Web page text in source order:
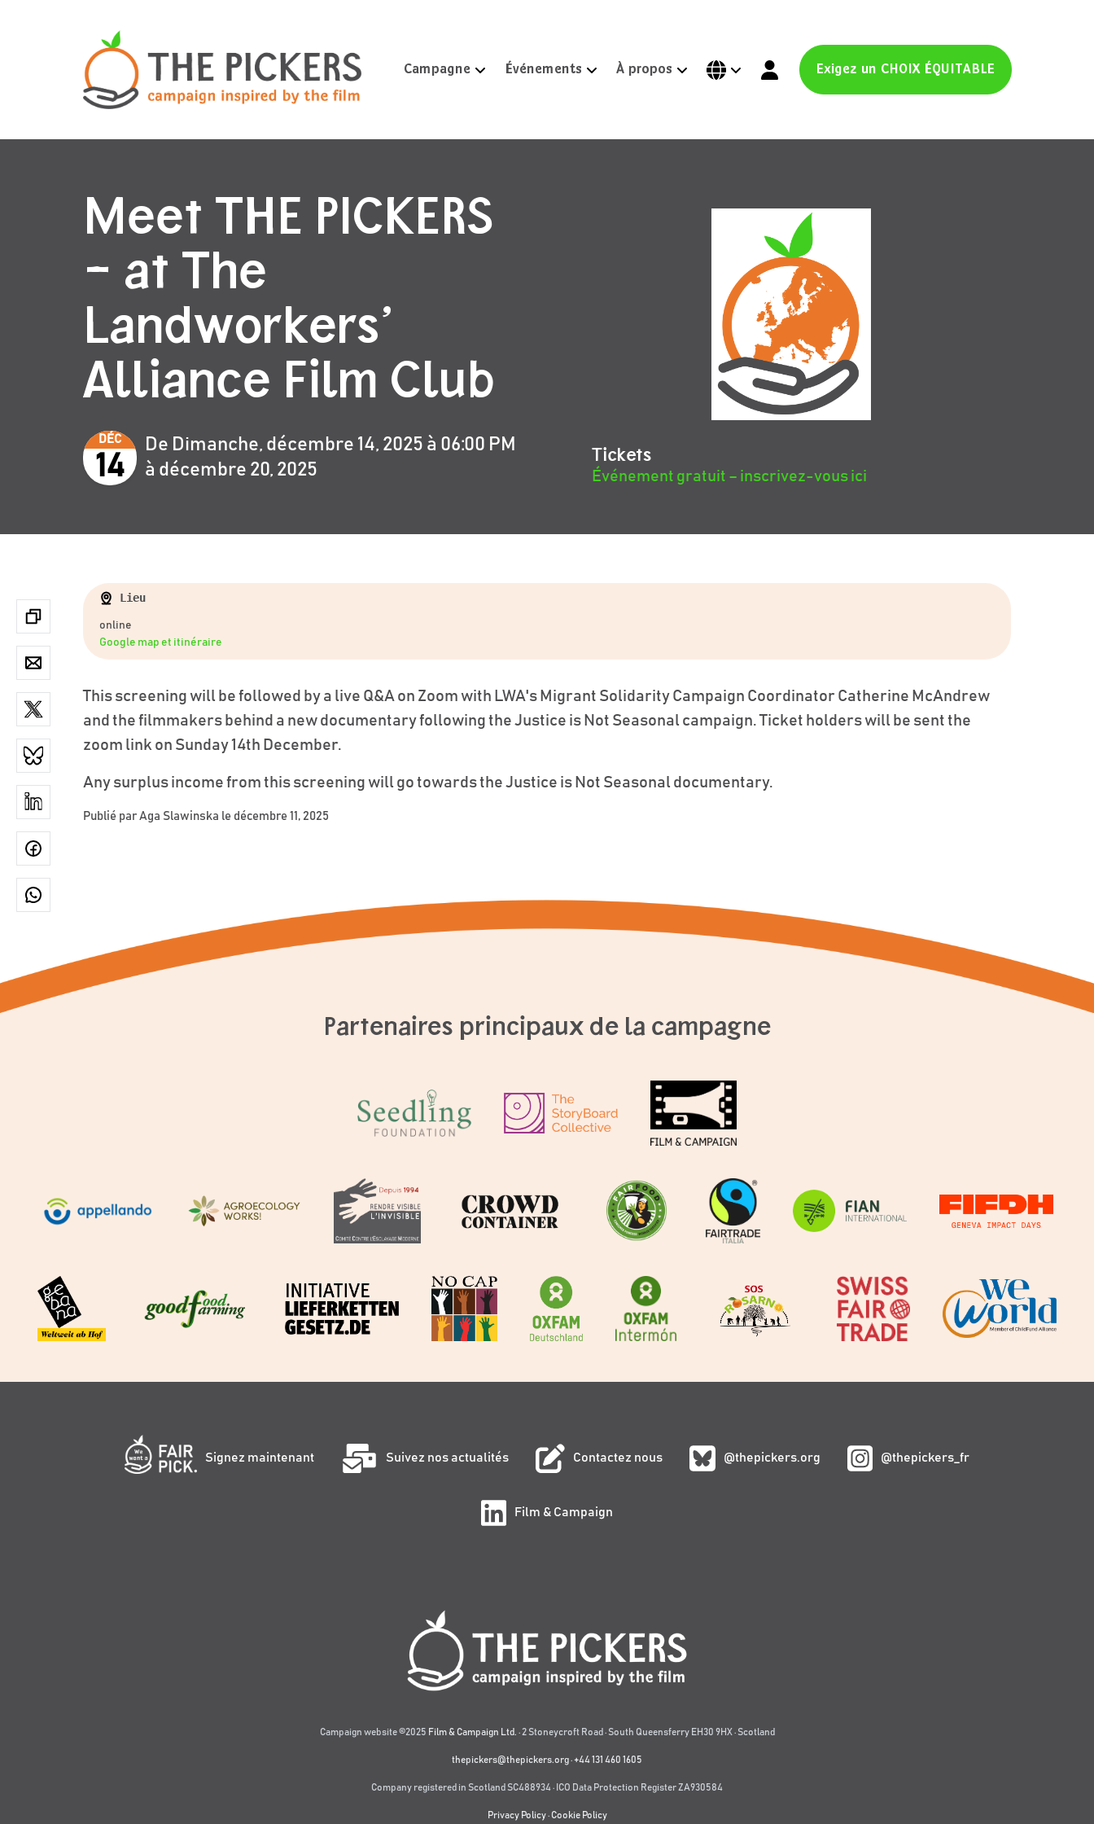
Campagne Événements À propos Exigez un CHOIX ÉQUITABLE
Meet THE PICKERS
– at The
Landworkers’
Alliance Film Club
DÉC
14
De Dimanche, décembre 14, 2025 à 06:00 PM
à décembre 20, 2025
Lieu
online
Google map et itinéraire
This screening will be followed by a live Q&A on Zoom with LWA's Migrant Solidarity Campaign Coordinator Catherine McAndrew
and the filmmakers behind a new documentary following the Justice is Not Seasonal campaign. Ticket holders will be sent the
zoom link on Sunday 14th December.
Any surplus income from this screening will go towards the Justice is Not Seasonal documentary.
Publié par Aga Slawinska le décembre 11, 2025
Tickets
Événement gratuit – inscrivez-vous ici
Partenaires principaux de la campagne
Signez maintenant Suivez nos actualités Contactez nous @thepickers.org @thepickers_fr
Film & Campaign
Campaign website ©2025 Film & Campaign Ltd. · 2 Stoneycroft Road · South Queensferry EH30 9HX · Scotland
thepickers@thepickers.org·+44 131 460 1605
Company registered in Scotland SC488934 · ICO Data Protection Register ZA930584
Privacy Policy· Cookie Policy